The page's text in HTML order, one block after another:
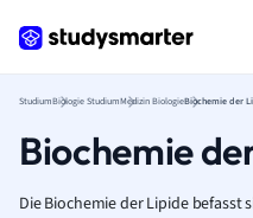
StudiumBiologie StudiumMedizin BiologieBiochemie der
Biochemie
Die Biochemie der Lipide